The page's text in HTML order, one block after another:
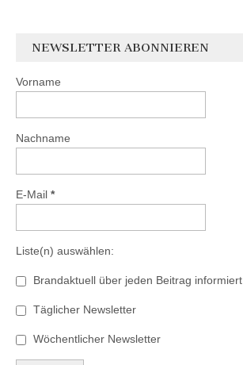
NEWSLETTER ABONNIEREN
Vorname
Nachname
E-Mail *
Liste(n) auswählen:
Brandaktuell über jeden Beitrag informiert
Täglicher Newsletter
Wöchentlicher Newsletter